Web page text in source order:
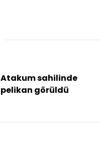
Atakum sahilinde
pelikan görüldü